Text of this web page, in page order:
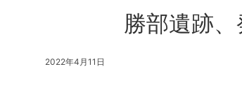
勝部遺跡
2022年4月11日